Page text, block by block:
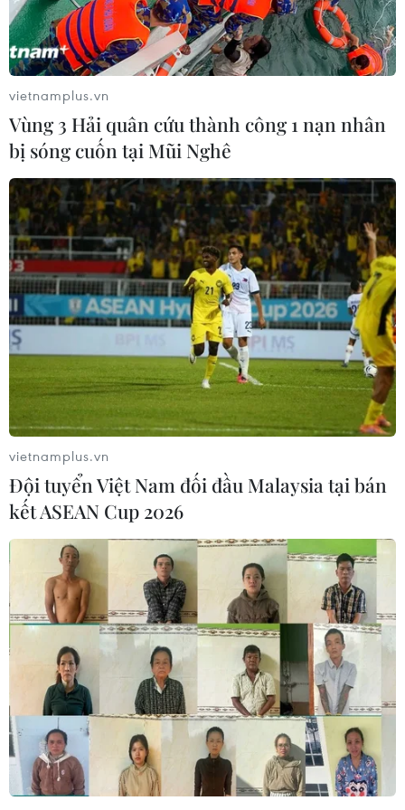
trang web cá cược trực tuyến
07/08/2026 11:39
Indonesia nỗ lực khống chế cháy
rừng tại Vườn Quốc gia Núi Bromo
07/08/2026 10:56
Sri Lanka triển khai quân đội sau làn
sóng vượt ngục bất thành
07/08/2026 10:35
Thụy Sĩ khó đạt mục tiêu giảm phát
thải khí nhà kính vào năm 2030
07/08/2026 09:42
Bão Dolphin càn quét các đảo miền
Nam Nhật Bản, sân bay Okinawa
phải đóng cửa
07/08/2026 09:10
Thái Lan: Ôtô lao vào trung tâm
chăm sóc trẻ làm khoảng nạn nhân
bị thương
07/08/2026 08:13
Thủ tướng Thái Lan chỉ đạo khẩn sau
vụ xả súng tại trường học
vietnamplus.vn
Vùng 3 Hải quân cứu thành công 1 nạn nhân
bị sóng cuốn tại Mũi Nghê
vietnamplus.vn
Đội tuyển Việt Nam đối đầu Malaysia tại bán
kết ASEAN Cup 2026